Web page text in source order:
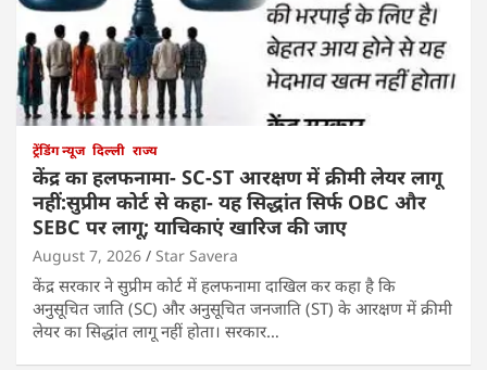
ट्रेंडिंग न्यूज दिल्ली राज्य
केंद्र का हलफनामा- SC-ST आरक्षण में क्रीमी लेयर लागू
नहीं:सुप्रीम कोर्ट से कहा- यह सिद्धांत सिर्फ OBC और
SEBC पर लागू; याचिकाएं खारिज की जाए
August 7, 2026 Star Savera
केंद्र सरकार ने सुप्रीम कोर्ट में हलफनामा दाखिल कर कहा है कि
अनुसूचित जाति (SC) और अनुसूचित जनजाति (ST) के आरक्षण में क्रीमी
लेयर का सिद्धांत लागू नहीं होता। सरकार…